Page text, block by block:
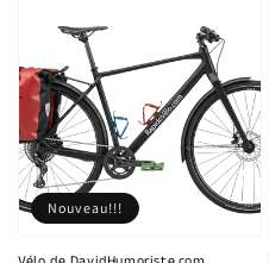
Nouveau!!!